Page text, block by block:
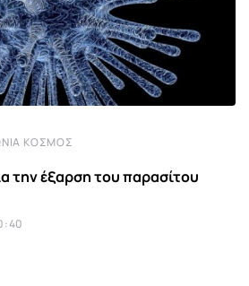
ΚΌΣΜΟΣ
την έξαρση του παρασίτου